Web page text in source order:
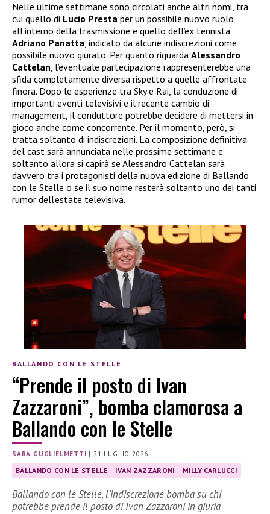
Nelle ultime settimane sono circolati anche altri nomi, tra
cui quello di Lucio Presta per un possibile nuovo ruolo
all’interno della trasmissione e quello dell’ex tennista
Adriano Panatta, indicato da alcune indiscrezioni come
possibile nuovo giurato. Per quanto riguarda Alessandro
Cattelan, l’eventuale partecipazione rappresenterebbe una
sfida completamente diversa rispetto a quelle affrontate
finora. Dopo le esperienze tra Sky e Rai, la conduzione di
importanti eventi televisivi e il recente cambio di
management, il conduttore potrebbe decidere di mettersi in
gioco anche come concorrente. Per il momento, però, si
tratta soltanto di indiscrezioni. La composizione definitiva
del cast sarà annunciata nelle prossime settimane e
soltanto allora si capirà se Alessandro Cattelan sarà
davvero tra i protagonisti della nuova edizione di Ballando
con le Stelle o se il suo nome resterà soltanto uno dei tanti
rumor dell’estate televisiva.
BALLANDO CON LE STELLE
“Prende il posto di Ivan
Zazzaroni”, bomba clamorosa a
Ballando con le Stelle
SARA GUGLIELMETTI | 21 LUGLIO 2026
BALLANDO CON LE STELLE IVAN ZAZZARONI MILLY CARLUCCI
Ballando con le Stelle, l’indiscrezione bomba su chi
potrebbe prende il posto di Ivan Zazzaroni in giuria